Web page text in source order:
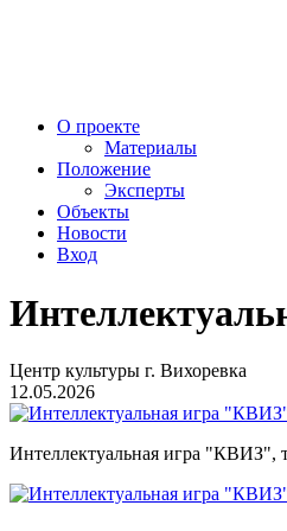
О проекте
Материалы
Положение
Эксперты
Объекты
Новости
Вход
Центр культуры г. Вихоревка
12.05.2026
Интеллектуальная игра "КВИЗ",